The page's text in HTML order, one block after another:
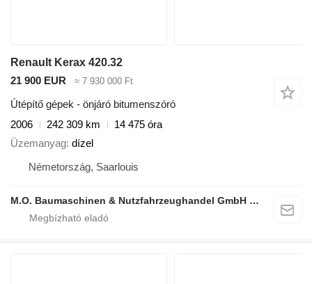
Renault Kerax 420.32
21 900 EUR
≈ 7 930 000 Ft
Útépítő gépek - önjáró bitumenszóró
2006
242 309 km
14 475 óra
Üzemanyag dízel
Németország, Saarlouis
M.O. Baumaschinen & Nutzfahrzeughandel GmbH & CO.